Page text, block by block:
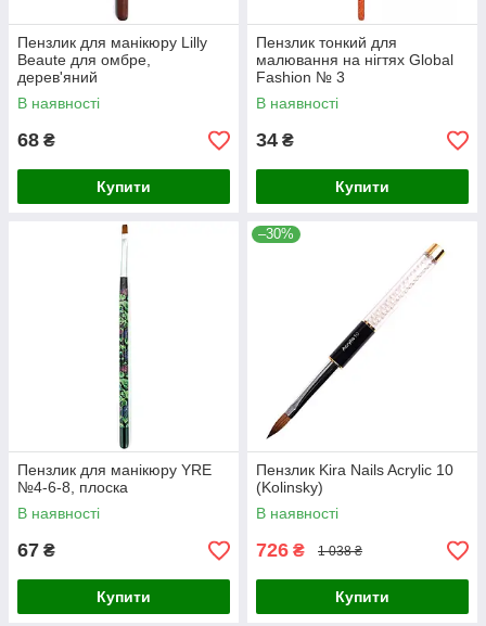
Пензлик для манікюру Lilly
Beaute для омбре,
дерев'яний
В наявності
68 ₴
Купити
Пензлик тонкий для
малювання на нігтях Global
Fashion № 3
В наявності
34 ₴
Купити
Пензлик для манікюру YRE
№4-6-8, плоска
В наявності
67 ₴
Купити
–30%
Пензлик Kira Nails Acrylic 10
(Kolinsky)
В наявності
726 ₴ 1 038 ₴
Купити